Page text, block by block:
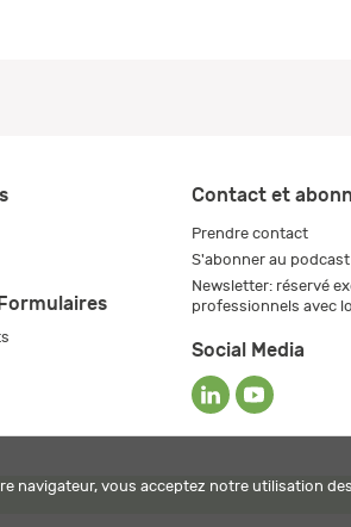
Contact et
Prendre contact
S'abonner au podcast
Newsletter: réservé
professionnels avec
Social Media
navigateur, vous acceptez notre utilisation des